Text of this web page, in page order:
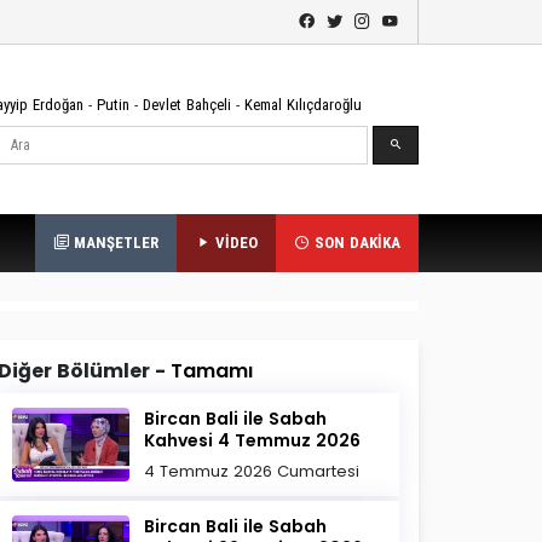
Erdoğan - Putin - Devlet Bahçeli - Kemal Kılıçdaroğlu
MANŞETLER VİDEO SON DAKİKA
Bölümler - Tamamı
Bircan Bali ile Sabah
Kahvesi 4 Temmuz 2026
4 Temmuz 2026 Cumartesi
Bircan Bali ile Sabah